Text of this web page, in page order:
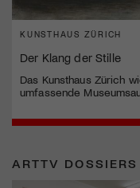
KUNSTHAUS ZÜRICH
Der Klang der Stille
Das Kunsthaus Zürich
umfassende
ARTTV DOSSIERS